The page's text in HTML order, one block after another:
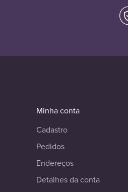
Minha conta
Cadastro
Pedidos
Endereços
Detalhes da conta